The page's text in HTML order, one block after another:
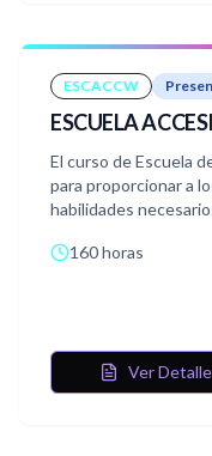
ESCACCW
ESCUELA
El curso de Escuela
para proporcionar a
habilidades
una variedad de
160 horas
Ver